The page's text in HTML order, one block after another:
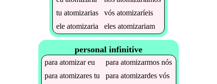
tu atomizarias vós atomizaríeis
ele atomizaria eles atomizariam
personal infinitive
paraatomizareu paraatomizarmos nós
paraatomizares tu paraatomizardes vós